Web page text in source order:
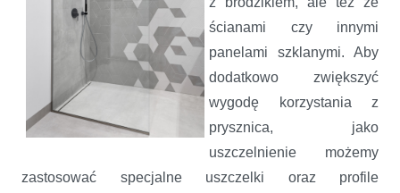
ścianami czy innymi
panelami szklanymi. Aby
dodatkowo zwiększyć
wygodę korzystania z
prysznica, jako
uszczelnienie możemy
zastosować specjalne uszczelki oraz profile